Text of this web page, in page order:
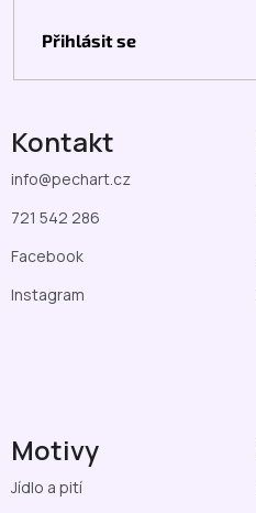
Kontakt
info@pechart.cz
721 542 286
Facebook
Instagram
Motivy
Jídlo a pití
Přihlásit se